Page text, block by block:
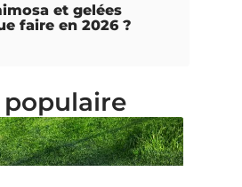
et gelées
faire en 2026 ?